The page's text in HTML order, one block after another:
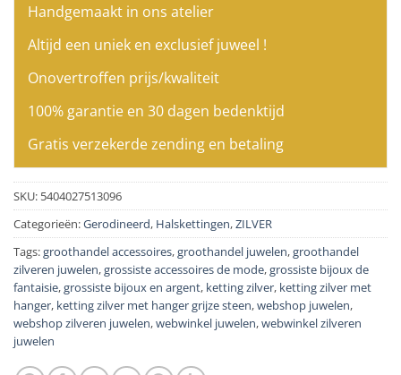
Handgemaakt in ons atelier
Altijd een uniek en exclusief juweel !
Onovertroffen prijs/kwaliteit
100% garantie en 30 dagen bedenktijd
Gratis verzekerde zending en betaling
SKU: 5404027513096
Categorieën:Gerodineerd, Halskettingen,ZILVER
Tags:groothandel accessoires,groothandel juwelen,groothandel
zilveren juwelen,grossiste accessoires de mode,grossiste bijoux de
fantaisie,grossiste bijoux en argent, ketting zilver, ketting zilver met
hanger, ketting zilver met hanger grijze steen,webshop juwelen,
webshop zilveren juwelen,webwinkel juwelen,webwinkel zilveren
juwelen